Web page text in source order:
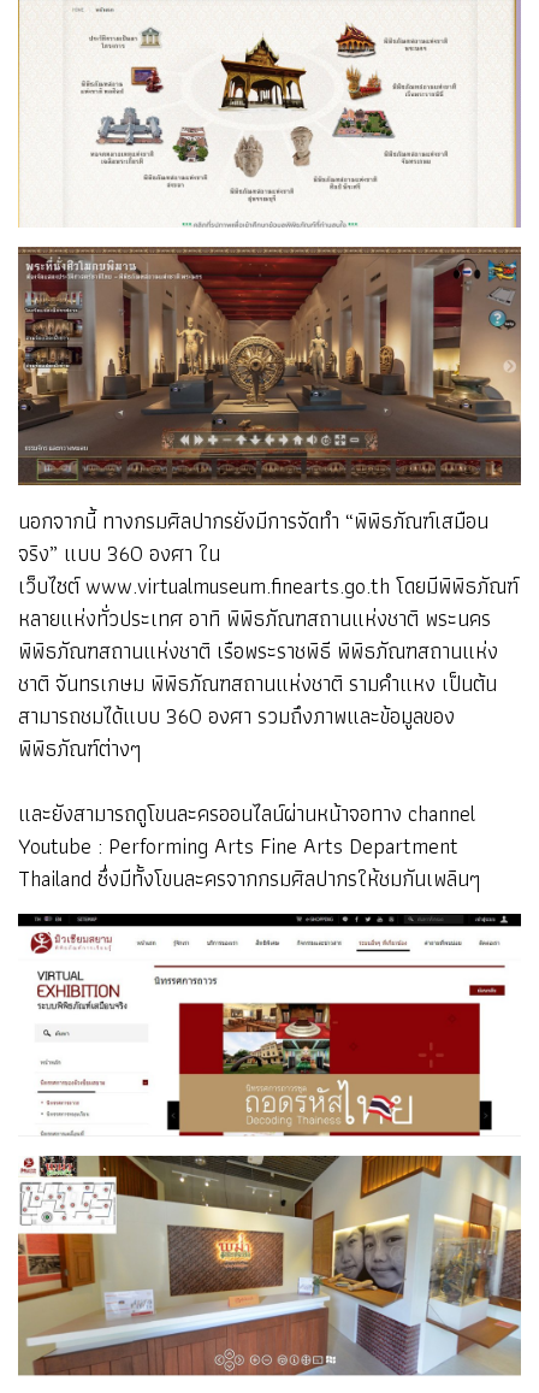
นอกจากนี้ ทางกรมศิลปากรยังมีการจัดทำ “พิพิธภัณฑ์เสมือน
จริง” แบบ 360 องศา ใน
เว็บไซต์ www.virtualmuseum.finearts.go.th โดยมีพิพิธภัณฑ์
หลายแห่งทั่วประเทศ อาทิ พิพิธภัณฑสถานแห่งชาติ พระนคร
พิพิธภัณฑสถานแห่งชาติ เรือพระราชพิธี พิพิธภัณฑสถานแห่ง
ชาติ จันทรเกษม พิพิธภัณฑสถานแห่งชาติ รามคำแหง เป็นต้น
สามารถชมได้แบบ 360 องศา รวมถึงภาพและข้อมูลของ
พิพิธภัณฑ์ต่างๆ
และยังสามารถดูโขนละครออนไลน์ผ่านหน้าจอทาง channel
Youtube : Performing Arts Fine Arts Department
Thailand ซึ่งมีทั้งโขนละครจากกรมศิลปากรให้ชมกันเพลินๆ